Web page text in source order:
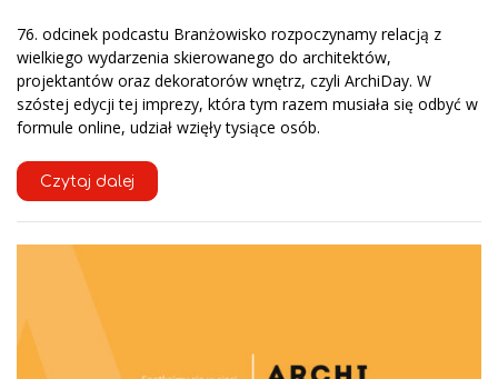
76. odcinek podcastu Branżowisko rozpoczynamy relacją z
wielkiego wydarzenia skierowanego do architektów,
projektantów oraz dekoratorów wnętrz, czyli ArchiDay. W
szóstej edycji tej imprezy, która tym razem musiała się odbyć w
formule online, udział wzięły tysiące osób.
Czytaj dalej